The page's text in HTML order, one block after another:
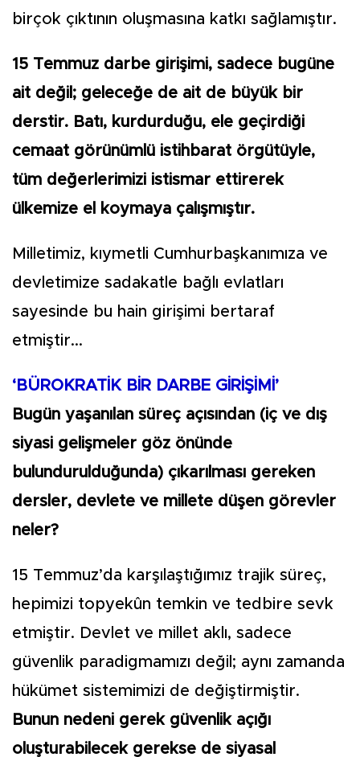
birçok çıktının oluşmasına katkı sağlamıştır.
15 Temmuz darbe girişimi, sadece bugüne
ait değil; geleceğe de ait de büyük bir
derstir. Batı, kurdurduğu, ele geçirdiği
cemaat görünümlü istihbarat örgütüyle,
tüm değerlerimizi istismar ettirerek
ülkemize el koymaya çalışmıştır.
Milletimiz, kıymetli Cumhurbaşkanımıza ve
devletimize sadakatle bağlı evlatları
sayesinde bu hain girişimi bertaraf
etmiştir...
‘BÜROKRATİK BİR DARBE GİRİŞİMİ’
Bugün yaşanılan süreç açısından (iç ve dış
siyasi gelişmeler göz önünde
bulundurulduğunda) çıkarılması gereken
dersler, devlete ve millete düşen görevler
neler?
15 Temmuz’da karşılaştığımız trajik süreç,
hepimizi topyekûn temkin ve tedbire sevk
etmiştir. Devlet ve millet aklı, sadece
güvenlik paradigmamızı değil; aynı zamanda
hükümet sistemimizi de değiştirmiştir.
Bunun nedeni gerek güvenlik açığı
oluşturabilecek gerekse de siyasal